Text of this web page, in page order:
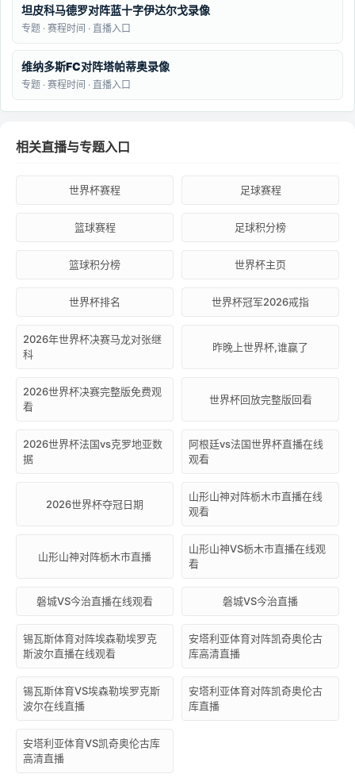
坦皮科马德罗对阵蓝十字伊达尔戈录像
专题 · 赛程时间 · 直播入口
维纳多斯FC对阵塔帕蒂奥录像
专题 · 赛程时间 · 直播入口
相关直播与专题入口
世界杯赛程 足球赛程
篮球赛程 足球积分榜
篮球积分榜 世界杯主页
世界杯排名 世界杯冠军2026戒指
2026年世界杯决赛马龙对张继
科
昨晚上世界杯,谁赢了
2026世界杯决赛完整版免费观
看
世界杯回放完整版回看
2026世界杯法国vs克罗地亚数
据
阿根廷vs法国世界杯直播在线
观看
2026世界杯夺冠日期
山形山神对阵栃木市直播在线
观看
山形山神对阵栃木市直播
山形山神VS栃木市直播在线观
看
磐城VS今治直播在线观看 磐城VS今治直播
锡瓦斯体育对阵埃森勒埃罗克
斯波尔直播在线观看
安塔利亚体育对阵凯奇奥伦古
库高清直播
锡瓦斯体育VS埃森勒埃罗克斯
波尔在线直播
安塔利亚体育对阵凯奇奥伦古
库直播
安塔利亚体育VS凯奇奥伦古库
高清直播